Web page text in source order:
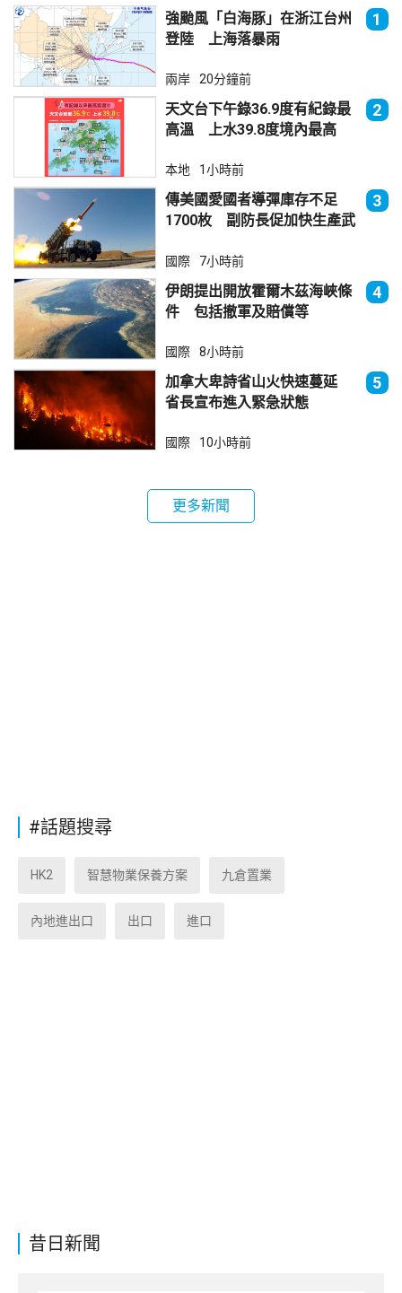
昔日新聞
強颱風「白海豚」在浙江台州
登陸 上海落暴雨
1
兩岸 20分鐘前
天文台下午錄36.9度有紀錄最
高溫 上水39.8度境內最高
2
本地 1小時前
傳美國愛國者導彈庫存不足
1700枚 副防長促加快生產武
3
國際 7小時前
伊朗提出開放霍爾木茲海峽條
件 包括撤軍及賠償等
4
國際 8小時前
加拿大卑詩省山火快速蔓延
省長宣布進入緊急狀態
5
國際 10小時前
更多新聞
#話題搜尋
HK2 智慧物業保養方案 九倉置業
內地進出口 出口 進口